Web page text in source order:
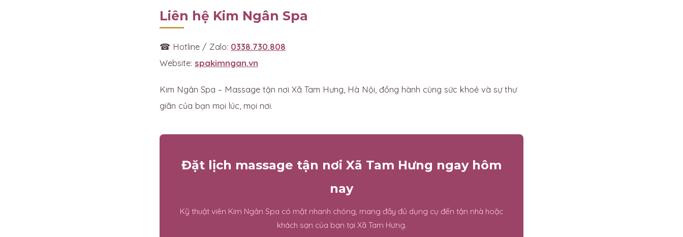
Liên hệ Kim Ngân Spa
☎ Hotline / Zalo: 0338.730.808
Website: spakimngan.vn
Kim Ngân Spa – Massage tận nơi Xã Tam Hưng, Hà Nội, đồng hành cùng sức khoẻ và sự thư
giãn của bạn mọi lúc, mọi nơi.
Đặt lịch massage tận nơi Xã Tam Hưng ngay hôm
nay
Kỹ thuật viên Kim Ngân Spa có mặt nhanh chóng, mang đầy đủ dụng cụ đến tận nhà hoặc
khách sạn của bạn tại Xã Tam Hưng.